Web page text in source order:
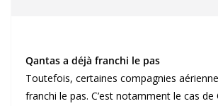
Qantas a déjà franchi le pas
Toutefois, certaines compagnies
franchi le pas. C’est notamment le cas de